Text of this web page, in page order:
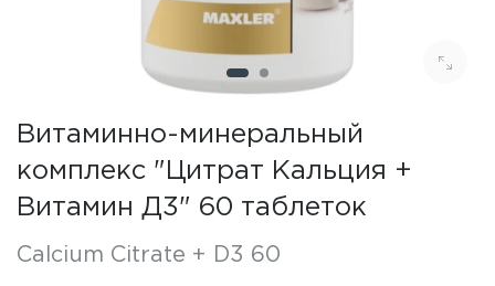
Витаминно-минеральный
комплекс "Цитрат Кальция +
Витамин Д3" 60 таблеток
Calcium Citrate + D3 60